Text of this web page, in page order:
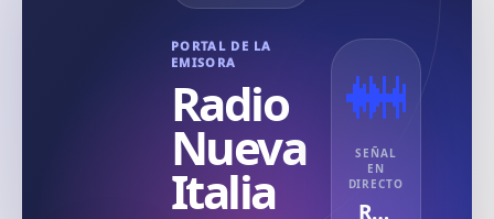
PORTAL DE LA
EMISORA
Radio
Nueva
Italia
SEÑAL
EN
DIRECTO
Radio Nueva Italia